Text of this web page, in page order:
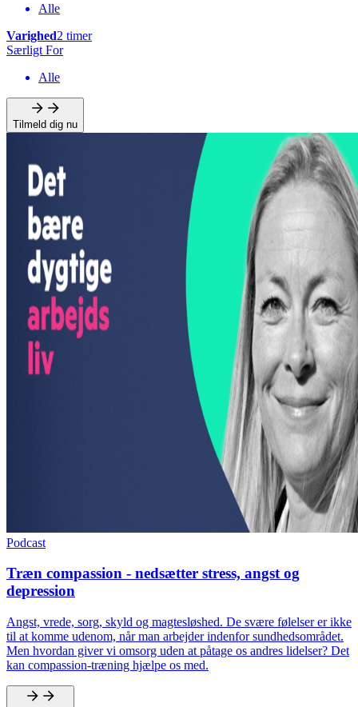
Alle
Varighed2 timer
Særligt For
Alle
Tilmeld dig nu
Podcast
Træn compassion - nedsætter stress, angst og
depression
Angst, vrede, sorg, skyld og magtesløshed. De svære følelser er ikke
til at komme udenom, når man arbejder indenfor sundhedsområdet.
Men hvordan giver vi omsorg uden at påtage os andres lidelser? Det
kan compassion-træning hjælpe os med.